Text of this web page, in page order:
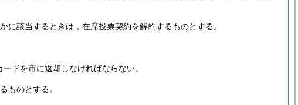
に該当するときは，在席投票契約を解約するものとする。
ドを市に返却しなければならない。
ものとする。